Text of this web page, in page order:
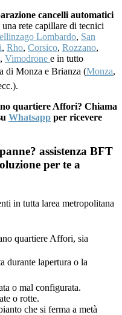
cancelli automatici
una rete capillare di tecnici
Lombardo, San
, Rho, Corsico, Rozzano,
, Vimodrone e in tutto
di Monza e Brianza (Monza,
quartiere Affori? Chiama
Whatsapp per ricevere
assistenza BFT
per te a
in tutta larea metropolitana
quartiere Affori, sia
durante lapertura o la
o mal configurata.
o rotte.
che si ferma a metà